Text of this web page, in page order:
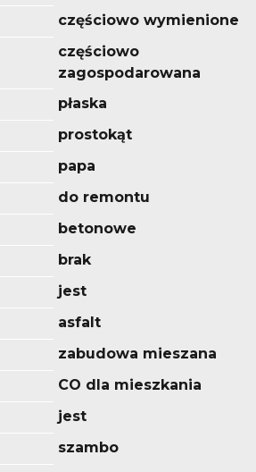
częściowo wymienione
częściowo
zagospodarowana
płaska
prostokąt
papa
do remontu
betonowe
brak
jest
asfalt
zabudowa mieszana
CO dla mieszkania
jest
szambo